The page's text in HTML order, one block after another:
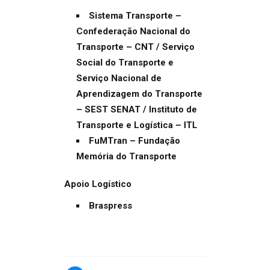
Sistema Transporte –
Confederação Nacional do
Transporte – CNT / Serviço
Social do Transporte e
Serviço Nacional de
Aprendizagem do Transporte
– SEST SENAT / Instituto de
Transporte e Logística – ITL
FuMTran – Fundação
Memória do Transporte
Apoio Logístico
Braspress